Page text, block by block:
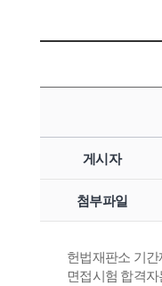
게시자
첨부파일
헌법재판소 기간
면접시험 합격